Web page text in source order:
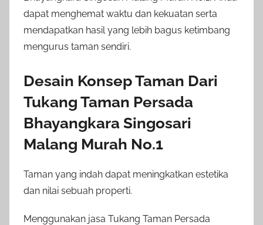
dapat menghemat waktu dan kekuatan serta
mendapatkan hasil yang lebih bagus ketimbang
mengurus taman sendiri.
Desain Konsep Taman Dari
Tukang Taman Persada
Bhayangkara Singosari
Malang Murah No.1
Taman yang indah dapat meningkatkan estetika
dan nilai sebuah properti.
Menggunakan jasa Tukang Taman Persada